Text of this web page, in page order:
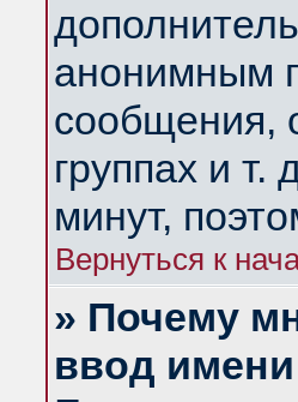
анонимным
сообщения,
группах и т.
минут,
Вернуться к
» Почему
ввод